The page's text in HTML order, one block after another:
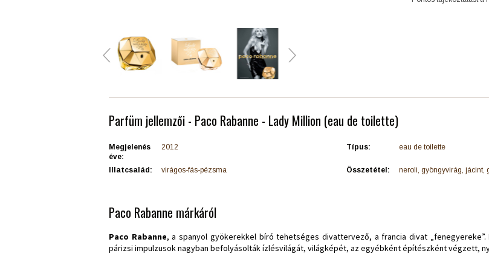
Parfüm jellemzői - Paco Rabanne - Lady Million (eau de toilette)
Megjelenés
éve:
2012 Típus: eau de toilette
Illatcsalád: virágos-fás-pézsma Összetétel: neroli, gyöngyvirág, jácint,
Paco Rabanne márkáról
Paco Rabanne, a spanyol gyökerekkel bíró tehetséges divattervező, a francia divat
párizsi impulzusok nagyban befolyásolták ízlésvilágát, világképét, az egyébként építészként végzett,